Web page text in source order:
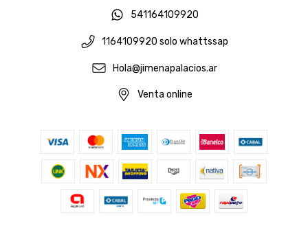
541164109920
1164109920 solo whattssap
Hola@jimenapalacios.ar
Venta online